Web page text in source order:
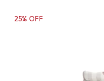
25% OFF